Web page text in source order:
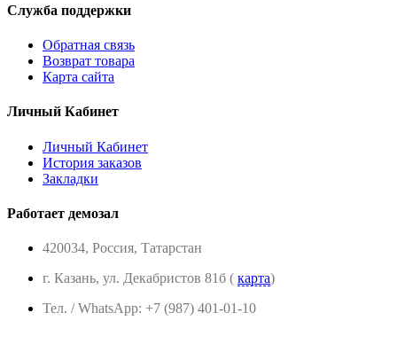
Служба поддержки
Обратная связь
Возврат товара
Карта сайта
Личный Кабинет
Личный Кабинет
История заказов
Закладки
Работает демозал
420034, Россия, Татарстан
г. Казань, ул. Декабристов 81б ( карта)
Тел. / WhatsApp: +7 (987) 401-01-10